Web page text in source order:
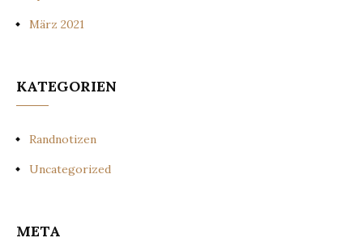
März 2021
KATEGORIEN
Randnotizen
Uncategorized
META